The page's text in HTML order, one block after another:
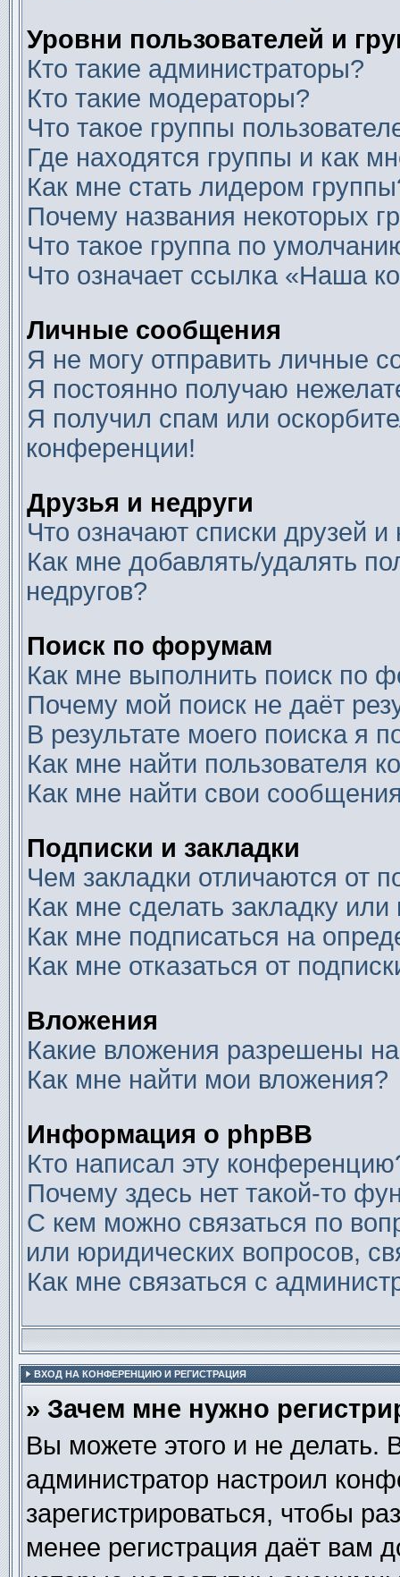
Уровни пользователей и
Кто такие администраторы?
Кто такие модераторы?
Что такое группы
Где находятся группы и как
Как мне стать лидером
Почему названия некоторых
Что такое группа по
Что означает ссылка «Наша
Личные сообщения
Я не могу отправить личные
Я постоянно получаю
Я получил спам или
конференции!
Друзья и недруги
Что означают списки друзей и
Как мне добавлять/удалять
недругов?
Поиск по форумам
Как мне выполнить поиск по
Почему мой поиск не даёт
В результате моего поиска я
Как мне найти пользователя
Как мне найти свои
Подписки и закладки
Чем закладки отличаются от
Как мне сделать закладку
Как мне подписаться на
Как мне отказаться от
Вложения
Какие вложения разрешены
Как мне найти мои вложения?
Информация о phpBB
Кто написал эту
Почему здесь нет такой-то
С кем можно связаться по
или юридических вопросов,
Как мне связаться с
ВХОД НА КОНФЕРЕНЦИЮ И РЕГИСТРАЦИЯ
» Зачем мне нужно
Вы можете этого и не делать.
администратор настроил
зарегистрироваться, чтобы
менее регистрация даёт вам